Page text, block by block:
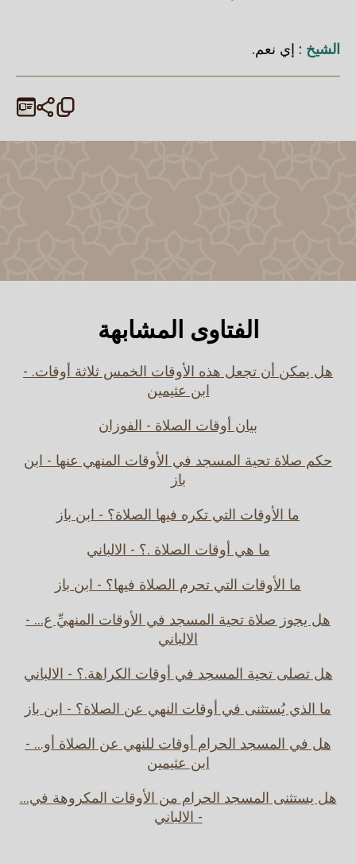
الشيخ : إي نعم.
الفتاوى المشابهة
هل يمكن أن تجعل هذه الأوقات الخمس ثلاثة أوقات. -
ابن عثيمين
بيان أوقات الصلاة - الفوزان
حكم صلاة تحية المسجد في الأوقات المنهي عنها - ابن
باز
ما الأوقات التي تكره فيها الصلاة؟ - ابن باز
ما هي أوقات الصلاة .؟ - الالباني
ما الأوقات التي تحرم الصلاة فيها؟ - ابن باز
هل يجوز صلاة تحية المسجد في الأوقات المنهيِّ ع... -
الالباني
هل تصلى تحية المسجد في أوقات الكراهة.؟ - الالباني
ما الذي يُستثنى في أوقات النهي عن الصلاة؟ - ابن باز
هل في المسجد الحرام أوقات للنهي عن الصلاة أو... -
ابن عثيمين
هل يستثنى المسجد الحرام من الأوقات المكروهة في...
- الالباني